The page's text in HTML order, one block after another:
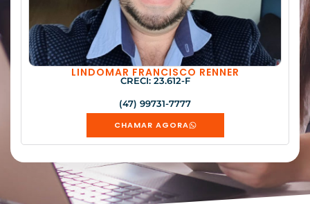
LINDOMAR FRANCISCO RENNER
CRECI: 23.612-F
(47) 99731-7777
CHAMAR AGORA